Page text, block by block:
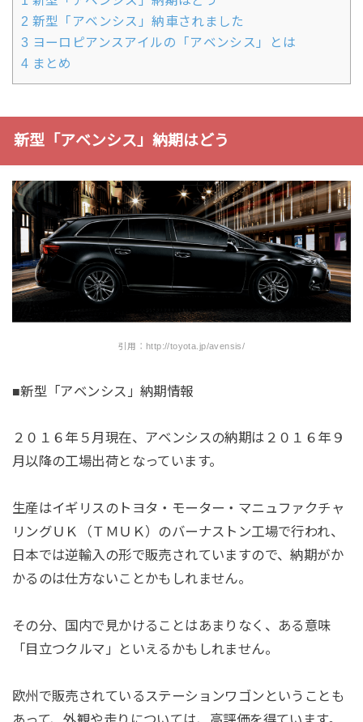
2 新型「アベンシス」納車されました
3 ヨーロピアンスアイルの「アベンシス」とは
4 まとめ
新型「アベンシス」納期はどう
引用：http://toyota.jp/avensis/
■新型「アベンシス」納期情報
２０１６年５月現在、アベンシスの納期は２０１６年９
月以降の工場出荷となっています。
生産はイギリスのトヨタ・モーター・マニュファクチャ
リングＵＫ（ＴＭＵＫ）のバーナストン工場で行われ、
日本では逆輸入の形で販売されていますので、納期がか
かるのは仕方ないことかもしれません。
その分、国内で見かけることはあまりなく、ある意味
「目立つクルマ」といえるかもしれません。
欧州で販売されているステーションワゴンということも